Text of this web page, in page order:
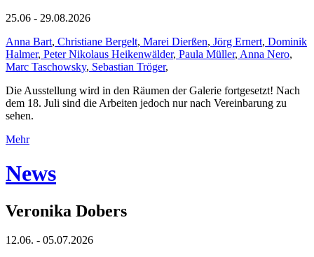
25.06 - 29.08.2026
Anna Bart, Christiane Bergelt, Marei Dierßen, Jörg Ernert, Dominik
Halmer, Peter Nikolaus Heikenwälder, Paula Müller, Anna Nero,
Marc Taschowsky, Sebastian Tröger,
Die Ausstellung wird in den Räumen der Galerie fortgesetzt! Nach
dem 18. Juli sind die Arbeiten jedoch nur nach Vereinbarung zu
sehen.
Mehr
News
Veronika Dobers
12.06. - 05.07.2026